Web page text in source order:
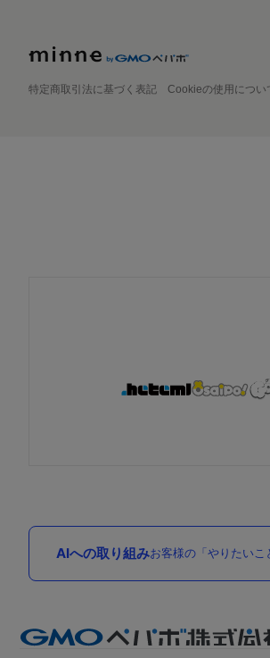
特定商取引法に基づく表記 Cookieの使用につい
AIへの取り組みお客様の「やりたいこ